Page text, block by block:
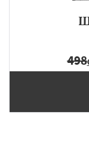
498